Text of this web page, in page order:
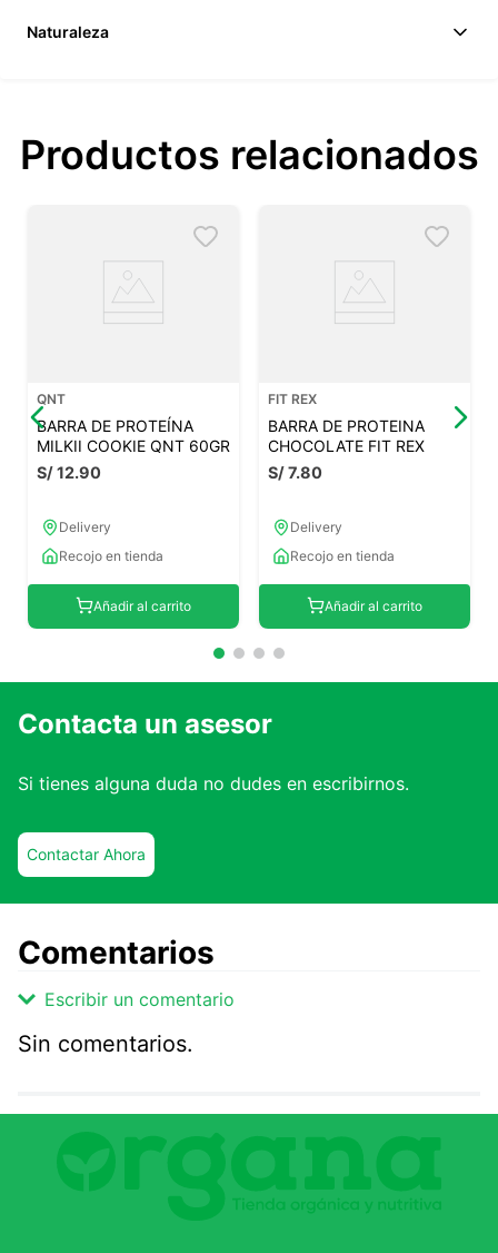
Naturaleza
Productos relacionados
QNT
BARRA DE PROTEÍNA
MILKII COOKIE QNT 60GR
S/12.90
Delivery
Recojo en tienda
Añadir al carrito
FIT REX
BARRA DE PROTEINA
CHOCOLATE FIT REX
S/7.80
Delivery
Recojo en tienda
Añadir al carrito
Contacta un asesor
Si tienes alguna duda no dudes en escribirnos.
Contactar Ahora
Comentarios
Escribir un comentario
Comentario
Califique el producto de 1 a 5 estrellas
Sin comentarios.